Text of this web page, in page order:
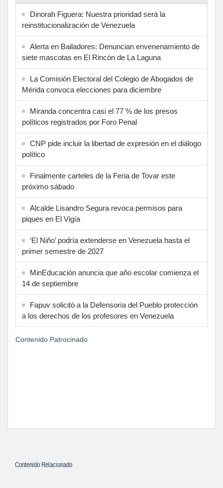
Dinorah Figuera: Nuestra prioridad será la
reinstitucionalización de Venezuela
Alerta en Bailadores: Denuncian envenenamiento de
siete mascotas en El Rincón de La Laguna
La Comisión Electoral del Colegio de Abogados de
Mérida convoca elecciones para diciembre
Miranda concentra casi el 77 % de los presos
políticos registrados por Foro Penal
CNP pide incluir la libertad de expresión en el diálogo
político
Finalmente carteles de la Feria de Tovar este
próximo sábado
Alcalde Lisandro Segura revoca permisos para
piques en El Vigía
‘El Niño’ podría extenderse en Venezuela hasta el
primer semestre de 2027
MinEducación anuncia que año escolar comienza el
14 de septiembre
Fapuv solicitó a la Defensoría del Pueblo protección
a los derechos de los profesores en Venezuela
Contenido Patrocinado
Contenido Relacionado